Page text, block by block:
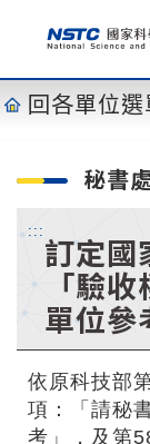
容
回各單位選
秘書
:::
訂定國
「驗
單位參
依原科技部
項：「請秘
考」，及第